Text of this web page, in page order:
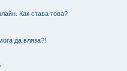
Как става това?
да вляза?!